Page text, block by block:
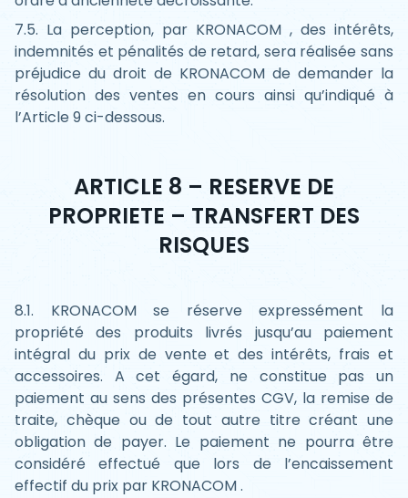
7.5. La perception, par KRONACOM , des intérêts,
indemnités et pénalités de retard, sera réalisée sans
préjudice du droit de KRONACOM de demander la
résolution des ventes en cours ainsi qu’indiqué à
l’Article 9 ci-dessous.
ARTICLE 8 – RESERVE DE
PROPRIETE – TRANSFERT DES
RISQUES
8.1. KRONACOM se réserve expressément la
propriété des produits livrés jusqu’au paiement
intégral du prix de vente et des intérêts, frais et
accessoires. A cet égard, ne constitue pas un
paiement au sens des présentes CGV, la remise de
traite, chèque ou de tout autre titre créant une
obligation de payer. Le paiement ne pourra être
considéré effectué que lors de l’encaissement
effectif du prix par KRONACOM .